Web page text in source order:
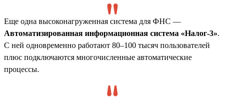
Еще одна высоконагруженная система для ФНС —
Автоматизированная информационная система «Налог-3».
С ней одновременно работают 80–100 тысяч пользователей
плюс подключаются многочисленные автоматические
процессы.